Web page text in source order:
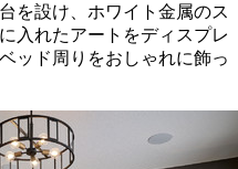
を設け、ホワイト金属のス
入れたアートをディスプレ
ッド周りをおしゃれに飾っ